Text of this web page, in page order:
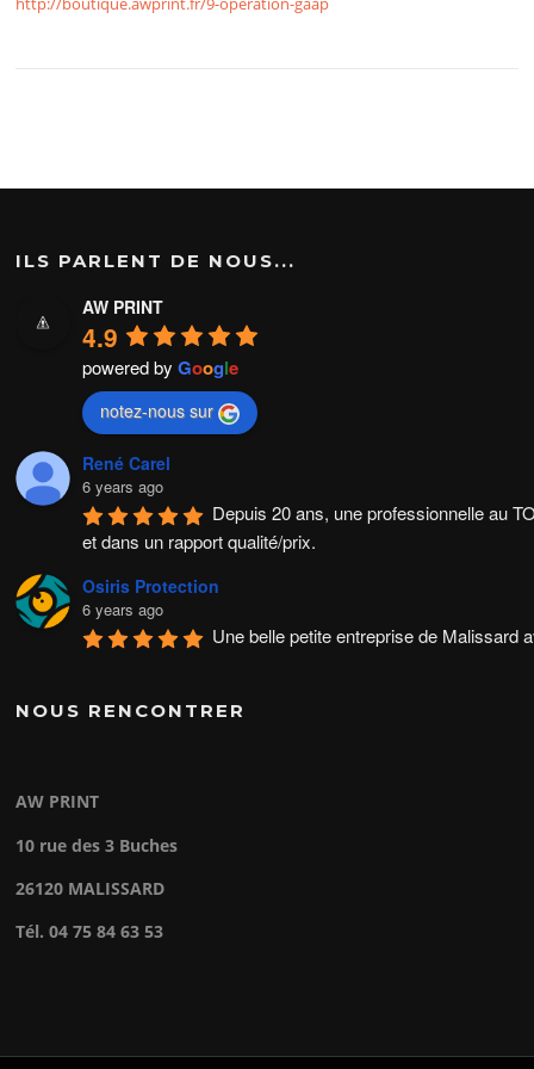
ILS PARLENT DE NOUS...
AW PRINT
4.9
powered byGoogle
notez-nous sur
René Carel
6 years ago
Depuis 20 ans, une professionnelle au
et dans un rapport qualité/prix.
Osiris Protection
6 years ago
Une belle petite entreprise de Malissard
rapides
Une équipe de professionnels à votre écoute. Je les
NOUS RENCONTRER
AW PRINT
10 rue des 3 Buches
26120 MALISSARD
Tél. 04 75 84 63 53